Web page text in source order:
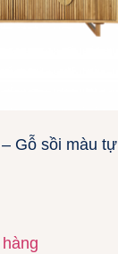
Gỗ sồi màu tự